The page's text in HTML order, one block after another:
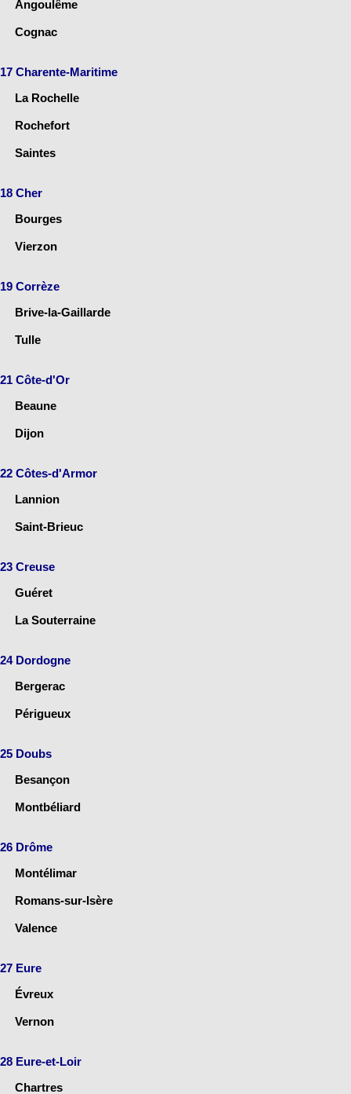
Angoulême
Cognac
17 Charente-Maritime
La Rochelle
Rochefort
Saintes
18 Cher
Bourges
Vierzon
19 Corrèze
Brive-la-Gaillarde
Tulle
21 Côte-d'Or
Beaune
Dijon
22 Côtes-d'Armor
Lannion
Saint-Brieuc
23 Creuse
Guéret
La Souterraine
24 Dordogne
Bergerac
Périgueux
25 Doubs
Besançon
Montbéliard
26 Drôme
Montélimar
Romans-sur-Isère
Valence
27 Eure
Évreux
Vernon
28 Eure-et-Loir
Chartres